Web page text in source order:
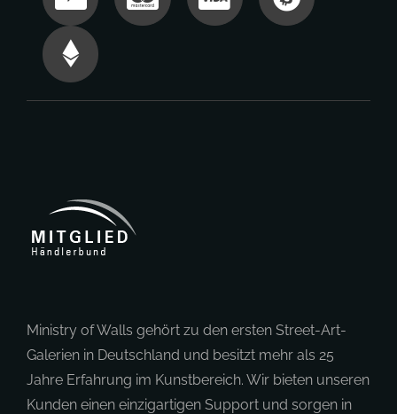
Ministry of Walls gehört zu den ersten Street-Art-
Galerien in Deutschland und besitzt mehr als 25
Jahre Erfahrung im Kunstbereich. Wir bieten unseren
Kunden einen einzigartigen Support und sorgen in